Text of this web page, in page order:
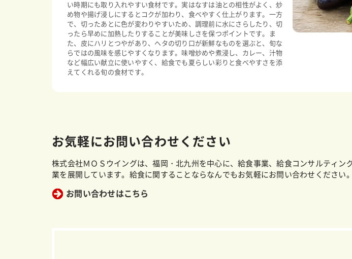
い時期にも取り入れやすい食材です。実はなすは油との相性がよく、炒
め物や揚げ浸しにするとコクが加わり、食べやすく仕上がります。一方
で、切ったあとに色が変わりやすいため、調理前に水にさらしたり、切
ったら早めに加熱したりすることが美味しさを保つポイントです。ま
た、皮にハリとつやがあり、ヘタの切り口が新鮮なものを選ぶと、旬な
らではの風味を感じやすくなります。味噌炒めや煮浸し、カレー、汁物
など幅広い献立に使いやすく、給食でも夏らしい彩りと食べやすさを添
えてくれる旬の食材です。
お気軽にお問い合わせください
株式会社ＭＯＳウイングは、福岡・北九州を中心に、給食事業、給食コンサルティン
業を展開しています。給食に関することならなんでもお気軽にお問い合わせください。
お問い合わせはこちら